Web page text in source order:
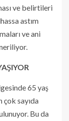
ve belirtileri
astım
ve ani
65 yaş
çok sayıda
Bu da